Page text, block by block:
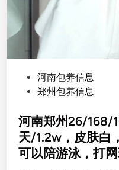
t
e
d
河南包养信息
郑州包养信息
河南郑州26/168/
天/1.2w，皮肤白
可以陪游泳，打